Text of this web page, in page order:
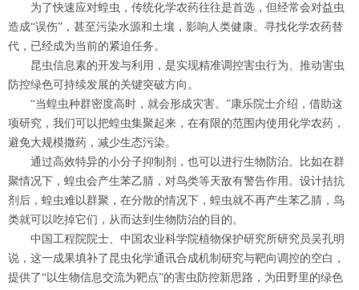
为了快速应对蝗虫，传统化学农药往往是首选，但经常会对益虫
造成“误伤”，甚至污染水源和土壤，影响人类健康。寻找化学农药替
代，已经成为当前的紧迫任务。
昆虫信息素的开发与利用，是实现精准调控害虫行为、推动害虫
防控绿色可持续发展的关键突破方向。
“当蝗虫种群密度高时，就会形成灾害。”康乐院士介绍，借助这
项研究，我们可以把蝗虫集聚起来，在有限的范围内使用化学农药，
避免大规模撒药，减少生态污染。
通过高效特异的小分子抑制剂，也可以进行生物防治。比如在群
聚情况下，蝗虫会产生苯乙腈，对鸟类等天敌有警告作用。设计拮抗
剂后，蝗虫难以群聚，在分散的情况下，蝗虫就不再产生苯乙腈，鸟
类就可以吃掉它们，从而达到生物防治的目的。
中国工程院院士、中国农业科学院植物保护研究所研究员吴孔明
说，这一成果填补了昆虫化学通讯合成机制研究与靶向调控的空白，
提供了“以生物信息交流为靶点”的害虫防控新思路，为田野里的绿色